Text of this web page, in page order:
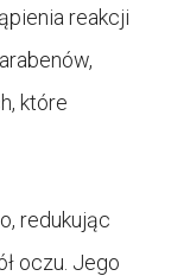
reakcji
które
redukując
oczu. Jego